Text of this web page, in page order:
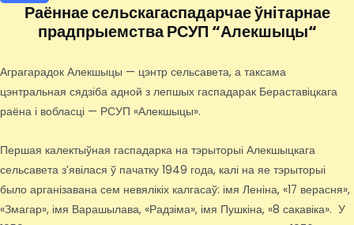
Раённае сельскагаспадарчае ўнітарнае
прадпрыемства РСУП “Алекшыцы“
Аграгарадок Алекшыцы — цэнтр сельсавета, а таксама
цэнтральная сядзіба адной з лепшых гаспадарак Бераставіцкага
раёна і вобласці — РСУП «Алекшыцы».
Першая калектыўная гаспадарка на тэрыторыі Алекшыцкага
сельсавета з’явілася ў пачатку 1949 года, калі на яе тэрыторыі
было арганізавана сем невялікіх калгасаў: імя Леніна, «17 верасня»,
«Змагар», імя Варашылава, «Радзіма», імя Пушкіна, «8 сакавіка». У